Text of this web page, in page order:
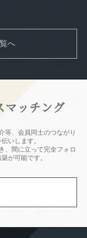
へ
マッチング
等、会員同士のつながり
いします。
、間に立って完全フォロ
が可能です。